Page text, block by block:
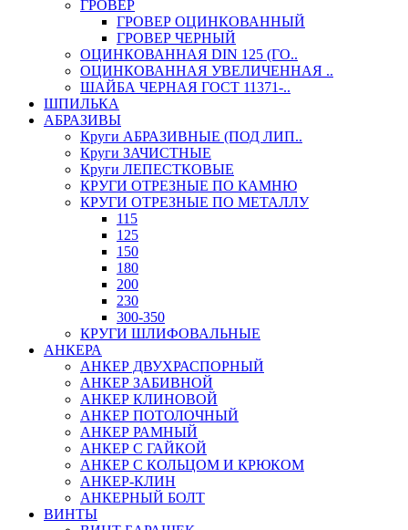
ГРОВЕР
ГРОВЕР ОЦИНКОВАННЫЙ
ГРОВЕР ЧЕРНЫЙ
ОЦИНКОВАННАЯ DIN 125 (ГО..
ОЦИНКОВАННАЯ УВЕЛИЧЕННАЯ ..
ШАЙБА ЧЕРНАЯ ГОСТ 11371-..
ШПИЛЬКА
АБРАЗИВЫ
Круги АБРАЗИВНЫЕ (ПОД ЛИП..
Круги ЗАЧИСТНЫЕ
Круги ЛЕПЕСТКОВЫЕ
КРУГИ ОТРЕЗНЫЕ ПО КАМНЮ
КРУГИ ОТРЕЗНЫЕ ПО МЕТАЛЛУ
115
125
150
180
200
230
300-350
КРУГИ ШЛИФОВАЛЬНЫЕ
АНКЕРА
АНКЕР ДВУХРАСПОРНЫЙ
АНКЕР ЗАБИВНОЙ
АНКЕР КЛИНОВОЙ
АНКЕР ПОТОЛОЧНЫЙ
АНКЕР РАМНЫЙ
АНКЕР С ГАЙКОЙ
АНКЕР С КОЛЬЦОМ И КРЮКОМ
АНКЕР-КЛИН
АНКЕРНЫЙ БОЛТ
ВИНТЫ